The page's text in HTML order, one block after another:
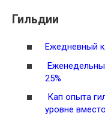
Гильдии
Ежедневный
25%
Кап опыта
уровне